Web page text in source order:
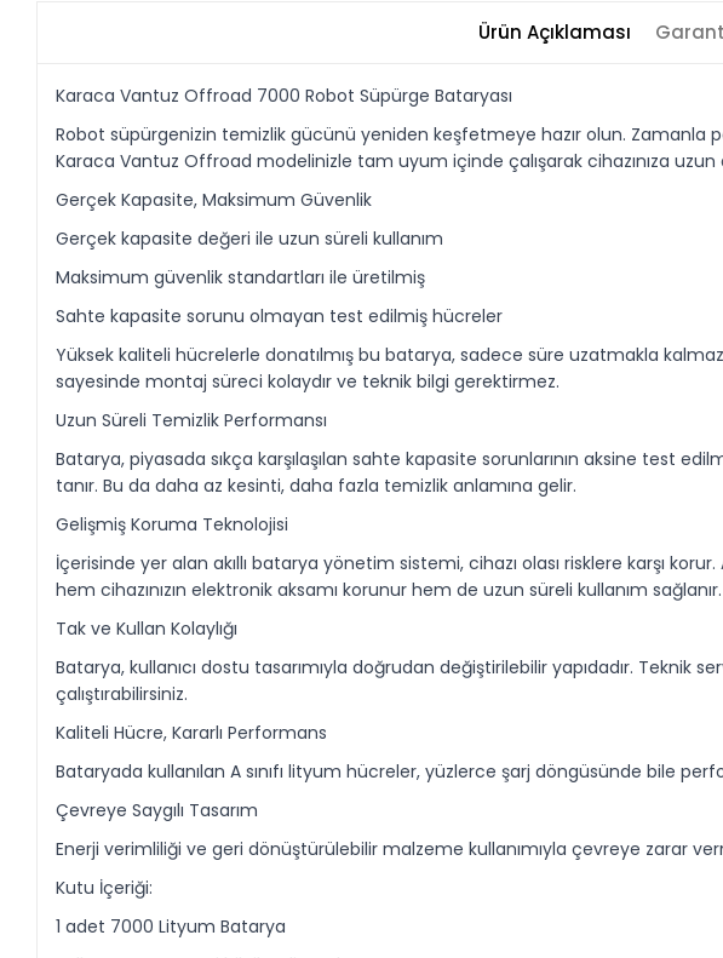
Ürün Açıklaması
Karaca Vantuz Offroad 7000 Robot Süpürge Bataryası
Robot süpürgenizin temizlik gücünü yeniden keşfetmeye hazır olun. Zamanla
Karaca Vantuz Offroad modelinizle tam uyum içinde çalışarak cihazınıza uzun
Gerçek Kapasite, Maksimum Güvenlik
Gerçek kapasite değeri ile uzun süreli kullanım
Maksimum güvenlik standartları ile üretilmiş
Sahte kapasite sorunu olmayan test edilmiş hücreler
Yüksek kaliteli hücrelerle donatılmış bu batarya, sadece süre uzatmakla
sayesinde montaj süreci kolaydır ve teknik bilgi gerektirmez.
Uzun Süreli Temizlik Performansı
Batarya, piyasada sıkça karşılaşılan sahte kapasite sorunlarının aksine test
tanır. Bu da daha az kesinti, daha fazla temizlik anlamına gelir.
Gelişmiş Koruma Teknolojisi
İçerisinde yer alan akıllı batarya yönetim sistemi, cihazı olası risklere karşı
hem cihazınızın elektronik aksamı korunur hem de uzun süreli kullanım sağlanır.
Tak ve Kullan Kolaylığı
Batarya, kullanıcı dostu tasarımıyla doğrudan değiştirilebilir yapıdadır. Teknik
çalıştırabilirsiniz.
Kaliteli Hücre, Kararlı Performans
Bataryada kullanılan A sınıfı lityum hücreler, yüzlerce şarj döngüsünde bile
Çevreye Saygılı Tasarım
Enerji verimliliği ve geri dönüştürülebilir malzeme kullanımıyla çevreye zarar
Kutu İçeriği:
1 adet 7000 Lityum Batarya